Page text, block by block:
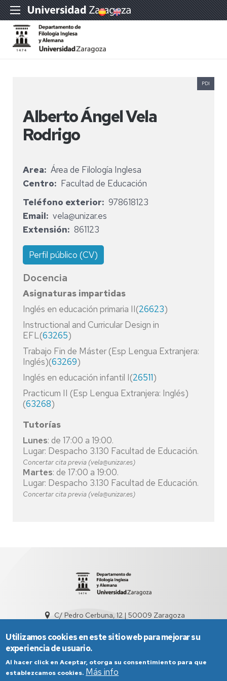
Alberto Ángel Vela
Rodrigo
PDI
Area
Área de Filología Inglesa
Centro
Facultad de Educación
Teléfono exterior
978618123
Email
vela@unizar.es
Extensión
861123
Perfil público (CV)
Docencia
Asignaturas impartidas
Inglés en educación primaria II(26623)
Instructional and Curricular Design in
EFL(63265)
Trabajo Fin de Máster (Esp Lengua Extranjera:
Inglés)(63269)
Inglés en educación infantil I(26511)
Practicum II (Esp Lengua Extranjera: Inglés)
(63268)
Tutorías
Lunes: de 17:00 a 19:00.
Lugar: Despacho 3.130 Facultad de Educación.
Concertar cita previa (vela@unizar.es)
Martes: de 17:00 a 19:00.
Lugar: Despacho 3.130 Facultad de Educación.
Concertar cita previa (vela@unizar.es)
C/ Pedro Cerbuna, 12 | 50009 Zaragoza
Utilizamos cookies en este sitio web para mejorar su
experiencia de usuario.
Al hacer click en Aceptar, otorga su consentimiento para que
establezcamos cookies. Más info